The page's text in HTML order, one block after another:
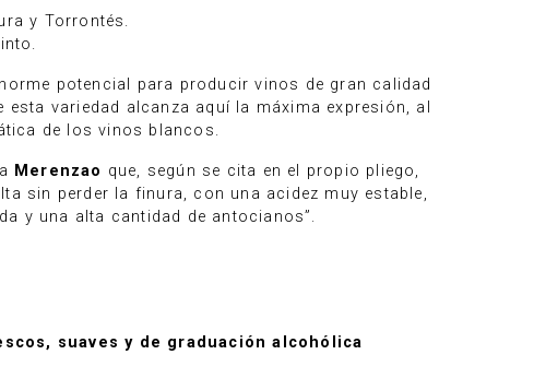
y Torrontés.
potencial para producir vinos de gran calidad
variedad alcanza aquí la máxima expresión, al
de los vinos blancos.
Merenzao que, según se cita en el propio pliego,
sin perder la finura, con una acidez muy estable,
y una alta cantidad de antocianos”.
suaves y de graduación alcohólica